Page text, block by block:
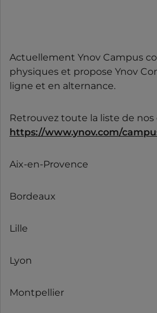
Actuellement Ynov Campus
physiques et propose Ynov
ligne et en alternance.
Retrouvez toute la liste de
https://www.ynov.com/
Aix-en-Provence
Bordeaux
Lille
Lyon
Montpellier